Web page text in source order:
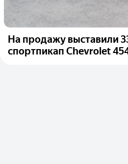
На продажу выставили
спортпикап Chevrolet